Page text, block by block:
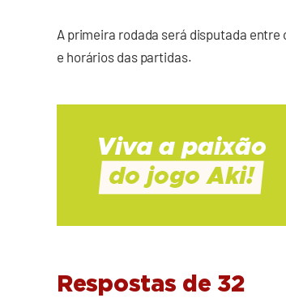
A primeira rodada será disputada entre
e horários das partidas.
Respostas de 32